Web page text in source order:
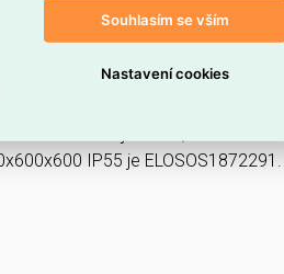
IP55 NSYSFN18660
Prázdná skříň,
Volně stojící skříň, PanelSeT
IP55 je ELOSOS1872291.
Souhlasím se vším
Nastavení cookies